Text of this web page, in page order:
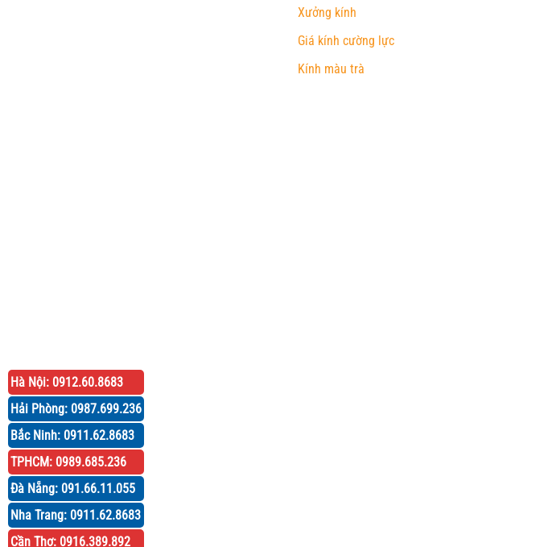
Xưởng kính
Giá kính cường lực
Kính màu trà
Hà Nội: 0912.60.8683
Hải Phòng: 0987.699.236
Bắc Ninh: 0911.62.8683
TPHCM: 0989.685.236
Đà Nẵng: 091.66.11.055
Nha Trang: 0911.62.8683
Cần Thơ: 0916.389.892